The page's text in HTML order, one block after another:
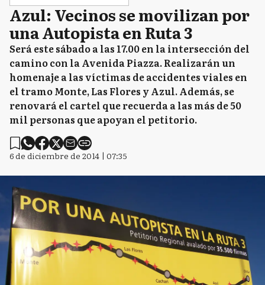
Azul: Vecinos se movilizan por
una Autopista en Ruta 3
Será este sábado a las 17.00 en la intersección del
camino con la Avenida Piazza. Realizarán un
homenaje a las víctimas de accidentes viales en
el tramo Monte, Las Flores y Azul. Además, se
renovará el cartel que recuerda a las más de 50
mil personas que apoyan el petitorio.
6 de diciembre de 2014 | 07:35